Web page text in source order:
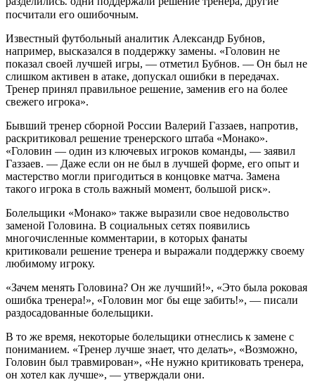
посчитали его ошибочным.
Известный футбольный аналитик Александр Бубнов,
например, высказался в поддержку замены. «Головин не
показал своей лучшей игры, — отметил Бубнов. — Он был не
слишком активен в атаке, допускал ошибки в передачах.
Тренер принял правильное решение, заменив его на более
свежего игрока».
Бывший тренер сборной России Валерий Газзаев, напротив,
раскритиковал решение тренерского штаба «Монако».
«Головин — один из ключевых игроков команды, — заявил
Газзаев. — Даже если он не был в лучшей форме, его опыт и
мастерство могли пригодиться в концовке матча. Замена
такого игрока в столь важный момент, большой риск».
Болельщики «Монако» также выразили свое недовольство
заменой Головина. В социальных сетях появились
многочисленные комментарии, в которых фанаты
критиковали решение тренера и выражали поддержку своему
любимому игроку.
«Зачем менять Головина? Он же лучший!», «Это была роковая
ошибка тренера!», «Головин мог бы еще забить!», — писали
раздосадованные болельщики.
В то же время, некоторые болельщики отнеслись к замене с
пониманием. «Тренер лучше знает, что делать», «Возможно,
Головин был травмирован», «Не нужно критиковать тренера,
он хотел как лучше», — утверждали они.